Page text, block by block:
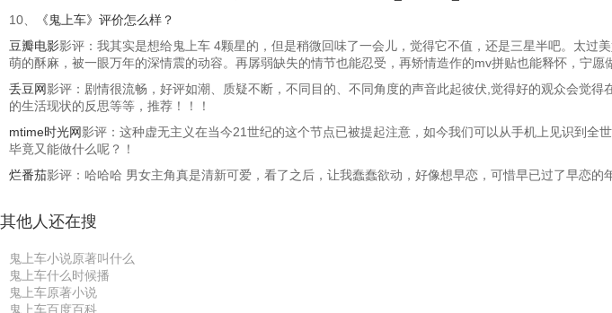
10、
《鬼上车》评价怎么样？
豆瓣电影影评：我其实是想给鬼上车 4颗星的，但是稍微回味了一会儿，觉得它不值，还是三星半吧。太
萌的酥麻，被一眼万年的深情震的动容。再孱弱缺失的情节也能忍受，再矫情造作的mv拼贴也能释怀，宁愿
丢豆网影评：剧情很流畅，好评如潮、质疑不断，不同目的、不同角度的声音此起彼伏,觉得好的观众会觉
的生活现状的反思等等，推荐！！！
mtime时光网影评：这种虚无主义在当今21世纪的这个节点已被提起注意，如今我们可以从手机上见识到全
毕竟又能做什么呢？！
烂番茄影评：哈哈哈 男女主角真是清新可爱，看了之后，让我蠢蠢欲动，好像想早恋，可惜早已过了早恋的
其他人还在搜
鬼上车小说原著叫什么
鬼上车什么时候播
鬼上车原著小说
鬼上车百度百科